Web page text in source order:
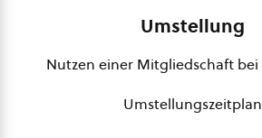
Umstellung
Nutzen einer Mitgliedschaft bei
Umstellungszeitplan